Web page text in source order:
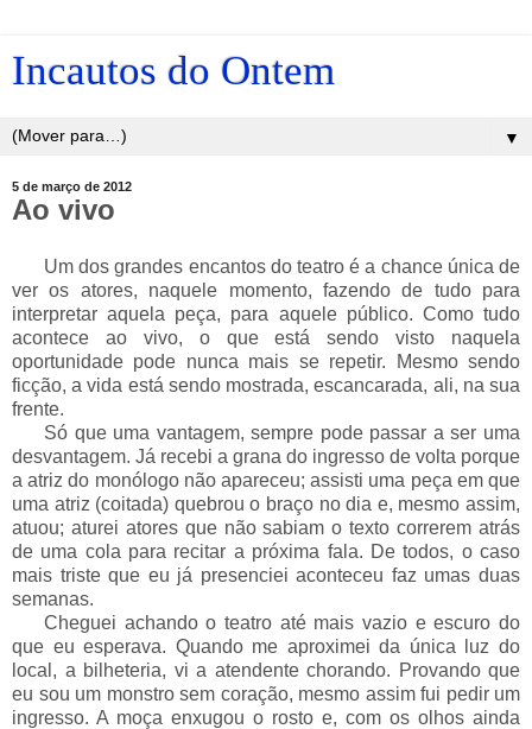
Incautos do Ontem
▼
5 de março de 2012
Ao vivo
Um dos grandes encantos do teatro é a chance única de
ver os atores, naquele momento, fazendo de tudo para
interpretar aquela peça, para aquele público. Como tudo
acontece ao vivo, o que está sendo visto naquela
oportunidade pode nunca mais se repetir. Mesmo sendo
ficção, a vida está sendo mostrada, escancarada, ali, na sua
frente.
Só que uma vantagem, sempre pode passar a ser uma
desvantagem. Já recebi a grana do ingresso de volta porque
a atriz do monólogo não apareceu; assisti uma peça em que
uma atriz (coitada) quebrou o braço no dia e, mesmo assim,
atuou; aturei atores que não sabiam o texto correrem atrás
de uma cola para recitar a próxima fala. De todos, o caso
mais triste que eu já presenciei aconteceu faz umas duas
semanas.
Cheguei achando o teatro até mais vazio e escuro do
que eu esperava. Quando me aproximei da única luz do
local, a bilheteria, vi a atendente chorando. Provando que
eu sou um monstro sem coração, mesmo assim fui pedir um
ingresso. A moça enxugou o rosto e, com os olhos ainda